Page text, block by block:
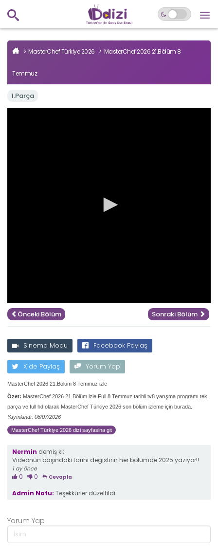
MasterChef Türkiye 2026 MasterChef 2026 21.Bölüm 8
Temmuz
1.Parça
Önceki Bölüm Sonraki Bölüm
Sinema Modu Facebook Paylaş
X'de Paylaş Yorum Yap
MasterChef 2026 21.Bölüm 8 Temmuz izle
Özet: MasterChef 2026 21.Bölüm izle Full 8 Temmuz tarihli tv8 yarışma programı tek
parça ve full hd olarak MasterChef Türkiye 2026 son bölüm izleme için burada.
Yayınlandı: 08/07/2026
MasterChef Türkiye 2026 dizi sayfasina git
Nermin demiş ki;
Videonun başındaki tarihi degistirin her bölümde 2025 yazıyor!!
1 ay önce
0 0 Cevapla
Admin Notu: Teşekkürler düzeltildi
Yorum Yap